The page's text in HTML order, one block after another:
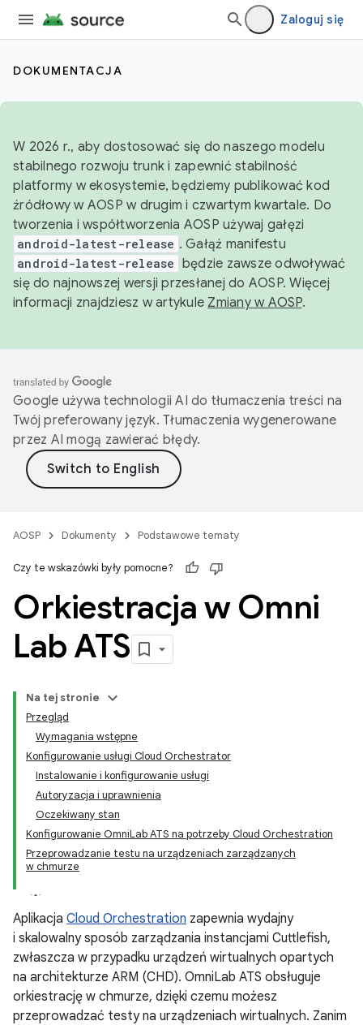
Zaloguj się
DOKUMENTACJA
W 2026 r., aby dostosować się do naszego modelu
stabilnego rozwoju trunk i zapewnić stabilność
platformy w ekosystemie, będziemy publikować kod
źródłowy w AOSP w drugim i czwartym kwartale. Do
tworzenia i współtworzenia AOSP używaj gałęzi
android-latest-release . Gałąź manifestu
android-latest-release będzie zawsze odwoływać
się do najnowszej wersji przesłanej do AOSP. Więcej
informacji znajdziesz w artykule Zmiany w AOSP.
Google używa technologii AI do tłumaczenia treści na
Twój preferowany język. Tłumaczenia wygenerowane
przez AI mogą zawierać błędy.
AOSP Dokumenty Podstawowe tematy
Czy te wskazówki były pomocne?
Orkiestracja w Omni
Lab ATS
Na tej stronie
Przegląd
Wymagania wstępne
Konfigurowanie usługi Cloud Orchestrator
Instalowanie i konfigurowanie usługi
Autoryzacja i uprawnienia
Oczekiwany stan
Konfigurowanie OmniLab ATS na potrzeby Cloud Orchestration
Przeprowadzanie testu na urządzeniach zarządzanych
w chmurze
Aplikacja Cloud Orchestration zapewnia wydajny
i skalowalny sposób zarządzania instancjami Cuttlefish,
zwłaszcza w przypadku urządzeń wirtualnych opartych
na architekturze ARM (CHD). OmniLab ATS obsługuje
orkiestrację w chmurze, dzięki czemu możesz
przeprowadzać testy na urządzeniach wirtualnych. Zanim